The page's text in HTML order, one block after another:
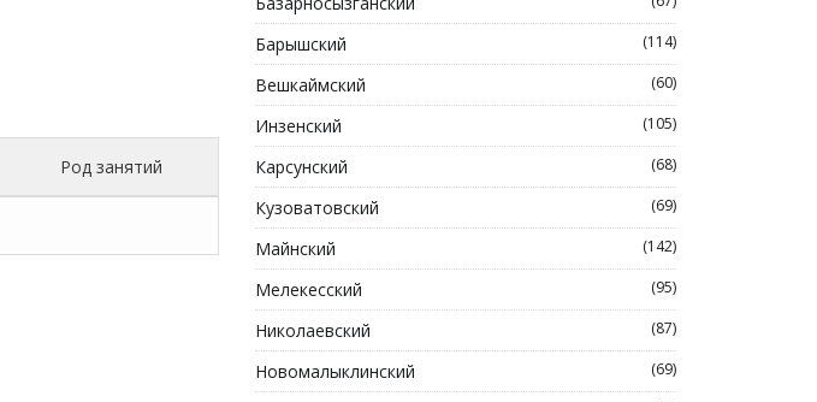
Род занятий
Барышский (114)
Вешкаймский (60)
Инзенский (105)
Карсунский (68)
Кузоватовский (69)
Майнский (142)
Мелекесский (95)
Николаевский (87)
Новомалыклинский (69)